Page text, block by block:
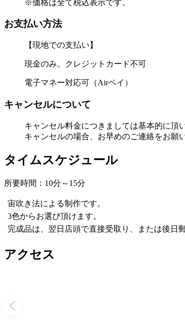
※価格は全て税込表示です。
お支払い方法
【現地での支払い】
現金のみ。クレジットカード不可
電子マネー対応可（Airペイ）
キャンセルについて
キャンセル料金につきましては基本的に頂
キャンセルの場合、お早めのご連絡をお願
タイムスケジュール
所要時間：10分～15分
宙吹き法による制作です。
3色からお選び頂けます。
完成品は、翌日店頭で直接受取り、または後日
アクセス